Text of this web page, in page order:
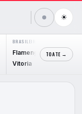
☀
BRASILEIRÃO SERIE A
Flamengo
2
Vitoria
TOATE →